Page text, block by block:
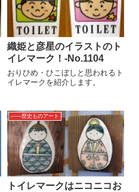
織姫と彦星のイラストのト
イレマーク！-No.1104
おりひめ・ひこぼしと思われるト
イレマークを紹介します。
――歴史ものアート
トイレマークはニコニコお